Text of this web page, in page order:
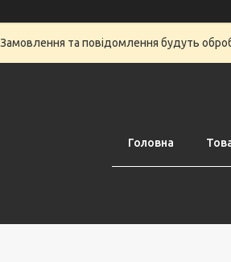
Замовлення та повідомлення будуть
Головна